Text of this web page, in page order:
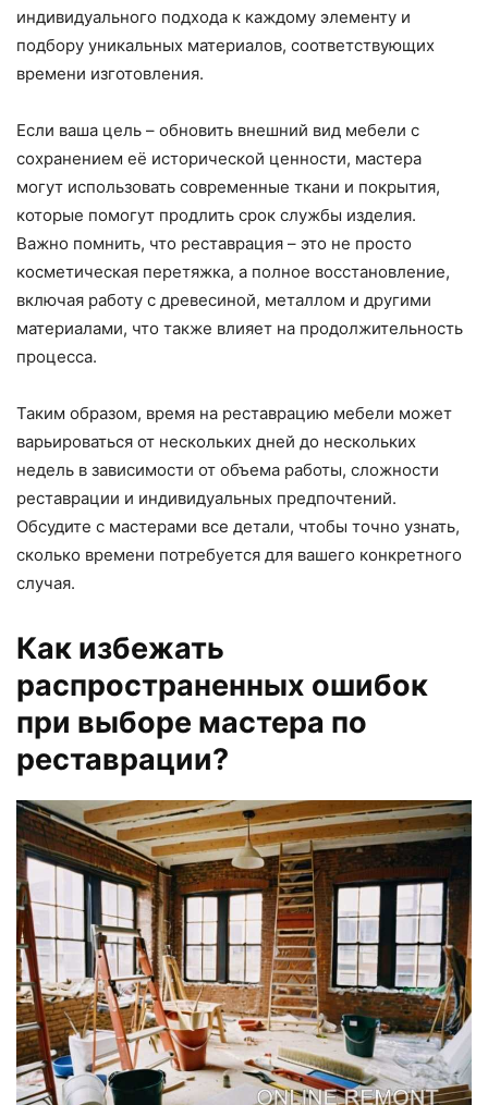
индивидуального подхода к каждому элементу и
подбору уникальных материалов, соответствующих
времени изготовления.
Если ваша цель – обновить внешний вид мебели с
сохранением её исторической ценности, мастера
могут использовать современные ткани и покрытия,
которые помогут продлить срок службы изделия.
Важно помнить, что реставрация – это не просто
косметическая перетяжка, а полное восстановление,
включая работу с древесиной, металлом и другими
материалами, что также влияет на продолжительность
процесса.
Таким образом, время на реставрацию мебели может
варьироваться от нескольких дней до нескольких
недель в зависимости от объема работы, сложности
реставрации и индивидуальных предпочтений.
Обсудите с мастерами все детали, чтобы точно узнать,
сколько времени потребуется для вашего конкретного
случая.
Как избежать
распространенных ошибок
при выборе мастера по
реставрации?